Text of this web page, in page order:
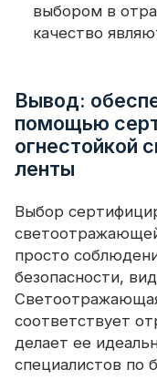
выбором в
качество
Вывод:
помощью
огнестойкой
ленты
Выбор
просто
безопасности,
соответствует
делает ее
специалистов по